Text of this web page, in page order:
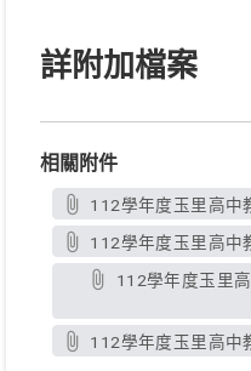
詳附加檔案
相關附件
112學年度玉里高中
112學年度玉里高中
112學年度玉里高中